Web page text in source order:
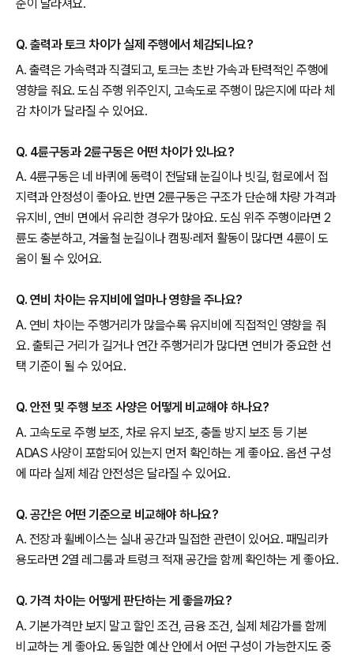
준이 달라져요.
Q. 출력과 토크 차이가 실제 주행에서 체감되나요?
A. 출력은 가속력과 직결되고, 토크는 초반 가속과 탄력적인 주행에
영향을 줘요. 도심 주행 위주인지, 고속도로 주행이 많은지에 따라 체
감 차이가 달라질 수 있어요.
Q. 4륜구동과 2륜구동은 어떤 차이가 있나요?
A. 4륜구동은 네 바퀴에 동력이 전달돼 눈길이나 빗길, 험로에서 접
지력과 안정성이 좋아요. 반면 2륜구동은 구조가 단순해 차량 가격과
유지비, 연비 면에서 유리한 경우가 많아요. 도심 위주 주행이라면 2
륜도 충분하고, 겨울철 눈길이나 캠핑·레저 활동이 많다면 4륜이 도
움이 될 수 있어요.
Q. 연비 차이는 유지비에 얼마나 영향을 주나요?
A. 연비 차이는 주행거리가 많을수록 유지비에 직접적인 영향을 줘
요. 출퇴근 거리가 길거나 연간 주행거리가 많다면 연비가 중요한 선
택 기준이 될 수 있어요.
Q. 안전 및 주행 보조 사양은 어떻게 비교해야 하나요?
A. 고속도로 주행 보조, 차로 유지 보조, 충돌 방지 보조 등 기본
ADAS 사양이 포함되어 있는지 먼저 확인하는 게 좋아요. 옵션 구성
에 따라 실제 체감 안전성은 달라질 수 있어요.
Q. 공간은 어떤 기준으로 비교해야 하나요?
A. 전장과 휠베이스는 실내 공간과 밀접한 관련이 있어요. 패밀리카
용도라면 2열 레그룸과 트렁크 적재 공간을 함께 확인하는 게 좋아요.
Q. 가격 차이는 어떻게 판단하는 게 좋을까요?
A. 기본가격만 보지 말고 할인 조건, 금융 조건, 실제 체감가를 함께
비교하는 게 좋아요. 동일한 예산 안에서 어떤 구성이 가능한지도 중